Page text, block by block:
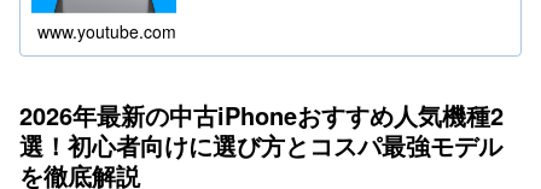
www.youtube.com
2026年最新の中古iPhoneおすすめ人気機種2
選！初心者向けに選び方とコスパ最強モデル
を徹底解説